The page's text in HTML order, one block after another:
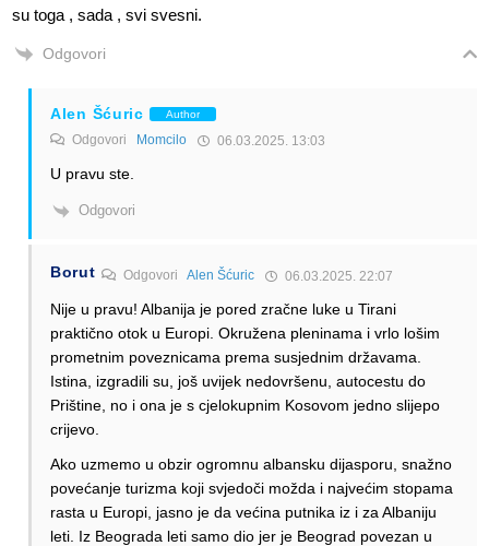
su toga , sada , svi svesni.
Odgovori
Alen Šćuric Author
Odgovori Momcilo 06.03.2025. 13:03
U pravu ste.
Odgovori
Borut Odgovori Alen Šćuric 06.03.2025. 22:07
Nije u pravu! Albanija je pored zračne luke u Tirani
praktično otok u Europi. Okružena pleninama i vrlo lošim
prometnim poveznicama prema susjednim državama.
Istina, izgradili su, još uvijek nedovršenu, autocestu do
Prištine, no i ona je s cjelokupnim Kosovom jedno slijepo
crijevo.
Ako uzmemo u obzir ogromnu albansku dijasporu, snažno
povećanje turizma koji svjedoči možda i najvećim stopama
rasta u Europi, jasno je da većina putnika iz i za Albaniju
leti. Iz Beograda leti samo dio jer je Beograd povezan u